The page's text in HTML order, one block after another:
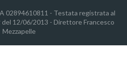
02894610811 - Testata registrata al
del 12/06/2013 - Direttore Francesco
Mezzapelle